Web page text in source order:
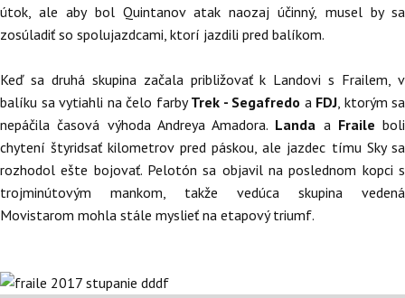
útok, ale aby bol Quintanov atak naozaj účinný, musel by sa
zosúladiť so spolujazdcami, ktorí jazdili pred balíkom.
Keď sa druhá skupina začala približovať k Landovi s Frailem, v
balíku sa vytiahli na čelo farbyTrek - Segafredo a FDJ , ktorým sa
nepáčila časová výhoda Andreya Amadora. Landa a Fraile boli
chytení štyridsať kilometrov pred páskou, ale jazdec tímu Sky sa
rozhodol ešte bojovať. Pelotón sa objavil na poslednom kopci s
trojminútovým mankom, takže vedúca skupina vedená
Movistarom mohla stále myslieť na etapový triumf.